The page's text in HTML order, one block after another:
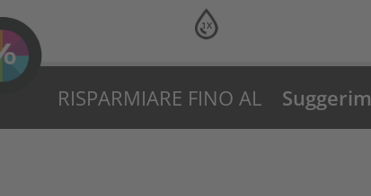
1X
RISPARMIARE FINO AL